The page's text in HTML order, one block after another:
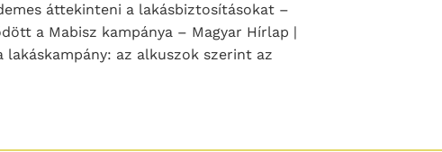
áttekinteni a lakásbiztosításokat –
a Mabisz kampánya – Magyar Hírlap |
az alkuszok szerint az